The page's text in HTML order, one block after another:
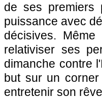
de ses premiers
puissance avec
décisives.
relativiser ses
dimanche contre
but sur un
entretenir son